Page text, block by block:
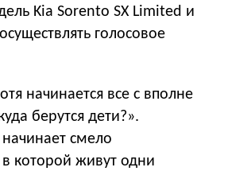
Kia Sorento SX Limited и
голосовое
начинается все с вполне
берутся дети?».
смело
которой живут одни